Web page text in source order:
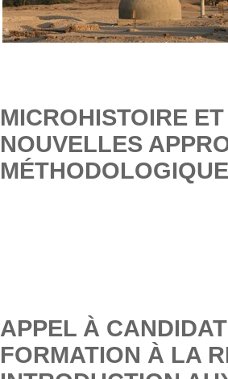
MICROHISTOIRE
NOUVELLES
APPEL À
FORMATION À LA